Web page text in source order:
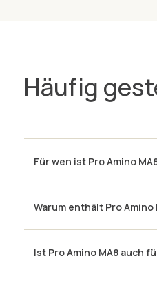
Häufig
Für wen ist Pro Amino
Warum enthält Pro
Ist Pro Amino MA8 auch